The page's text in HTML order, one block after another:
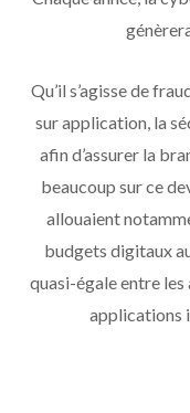
Qu’il s’agisse de
sur application, la
afin d’assurer la
beaucoup sur ce
allouaient
budgets digitaux
quasi-égale entre
applications